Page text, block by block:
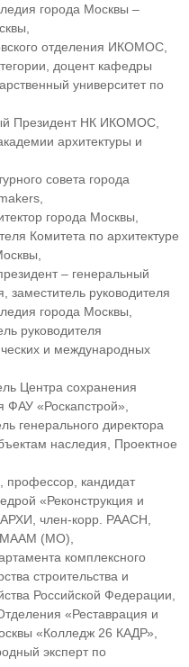
города Москвы –
отделения ИКОМОС,
доцент кафедры
университет по
Президент НК ИКОМОС,
архитектуры и
совета города
города Москвы,
Комитета по архитектуре
– генеральный
руководителя
города Москвы,
руководителя
и международных
Центра сохранения
ФАУ «Роскапстрой»,
генерального директора
наследия, Проектное
профессор, кандидат
«Реконструкция и
член-корр. РААСН,
МААМ (МО),
комплексного
строительства и
Российской Федерации,
«Реставрация и
«Колледж 26 КАДР»,
эксперт по